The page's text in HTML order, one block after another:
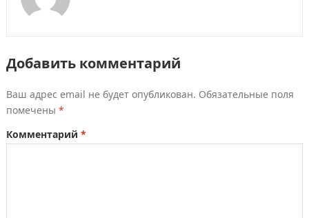
Добавить комментарий
Ваш адрес email не будет опубликован. Обязательные поля
помечены *
Комментарий *